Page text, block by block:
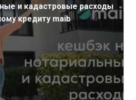
и кадастровые расходы
кредиту maib